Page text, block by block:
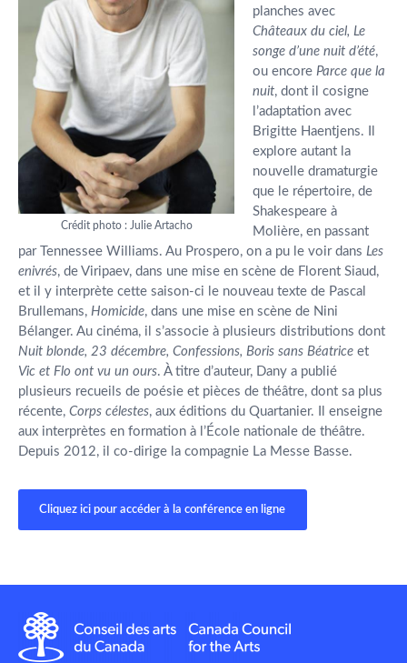
Crédit photo : Julie Artacho
planches avec
Châteaux du ciel, Le
songe d’une nuit d’été,
ou encore Parce que la
nuit, dont il cosigne
l’adaptation avec
Brigitte Haentjens. Il
explore autant la
nouvelle dramaturgie
que le répertoire, de
Shakespeare à
Molière, en passant
par Tennessee Williams. Au Prospero, on a pu le voir dans Les
enivrés, de Viripaev, dans une mise en scène de Florent Siaud,
et il y interprète cette saison-ci le nouveau texte de Pascal
Brullemans, Homicide, dans une mise en scène de Nini
Bélanger. Au cinéma, il s’associe à plusieurs distributions dont
Nuit blonde, 23 décembre, Confessions, Boris sans Béatrice et
Vic et Flo ont vu un ours. À titre d’auteur, Dany a publié
plusieurs recueils de poésie et pièces de théâtre, dont sa plus
récente, Corps célestes, aux éditions du Quartanier. Il enseigne
aux interprètes en formation à l’École nationale de théâtre.
Depuis 2012, il co-dirige la compagnie La Messe Basse.
Cliquez ici pour accéder à la conférence en ligne